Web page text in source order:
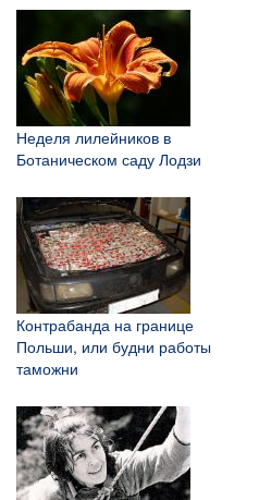
Неделя лилейников в
Ботаническом саду Лодзи
Контрабанда на границе
Польши, или будни работы
таможни